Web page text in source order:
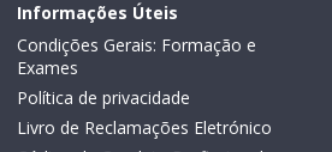
Informações Úteis
Condições Gerais: Formação e
Exames
Política de privacidade
Livro de Reclamações Eletrónico